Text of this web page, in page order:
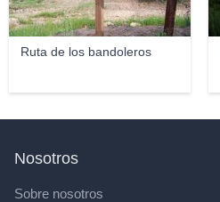
Ruta de los bandoleros
Nosotros
Sobre nosotros